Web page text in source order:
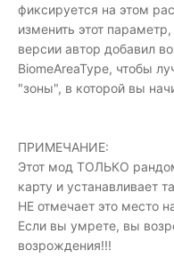
фиксируется на этом
изменить этот
версии автор добавил
BiomeAreaType, чтобы
"зоны", в которой вы
ПРИМЕЧАНИЕ:
Этот мод ТОЛЬКО
карту и устанавливает
НЕ отмечает это место
Если вы умрете, вы
возрождения!!!